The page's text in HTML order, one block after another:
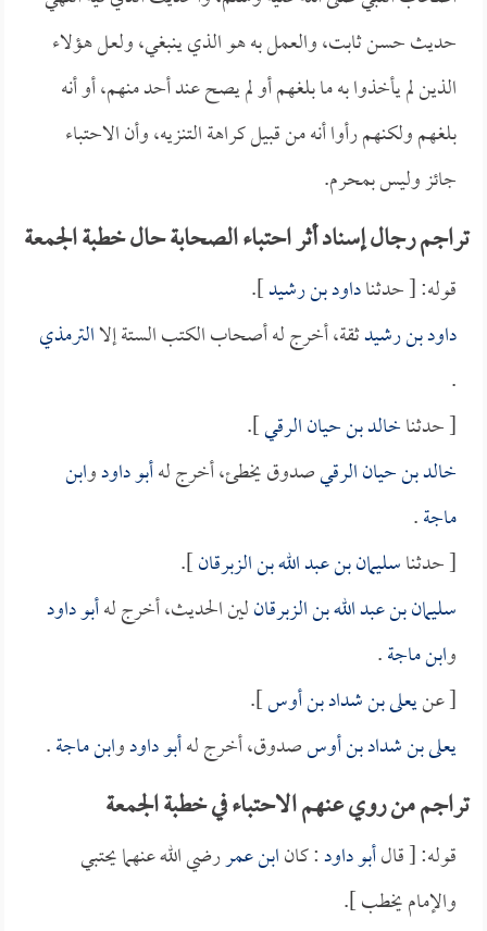
حديث حسن ثابت، والعمل به هو الذي ينبغي، ولعل هؤلاء
الذين لم يأخذوا به ما بلغهم أو لم يصح عند أحد منهم، أو أنه
بلغهم ولكنهم رأوا أنه من قبيل كراهة التنزيه، وأن الاحتباء
جائز وليس بمحرم.
تراجم رجال إسناد أثر احتباء الصحابة حال خطبة الجمعة
قوله: [ حدثناداود بن رشيد].
داود بن رشيدثقة، أخرج له أصحاب الكتب الستة إلاالترمذي
.
[ حدثناخالد بن حيان الرقي].
خالد بن حيان الرقيصدوق يخطئ، أخرج لهأبو داودوابن
ماجة.
[ حدثناسليمان بن عبد الله بن الزبرقان].
سليمان بن عبد الله بن الزبرقانلين الحديث، أخرج لهأبو داود
وابن ماجة.
[ عنيعلى بن شداد بن أوس].
يعلى بن شداد بن أوسصدوق، أخرج لهأبو داودوابن ماجة.
تراجم من روي عنهم الاحتباء في خطبة الجمعة
قوله: [ قالأبو داود: كانابن عمررضي الله عنهما يحتبي
والإمام يخطب ].